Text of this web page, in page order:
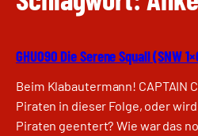
GHU090 Die Serene Squall (SNW
Beim Klabautermann! CAPTAIN
Piraten in dieser Folge, oder
Piraten geentert? Wie war das